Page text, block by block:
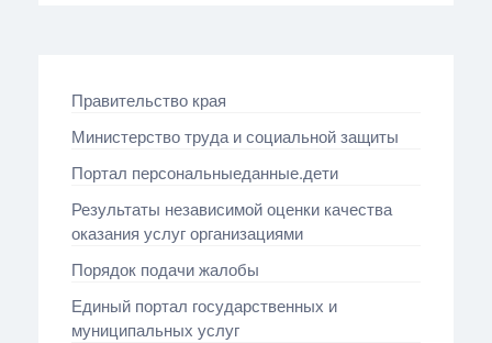
Правительство края
Министерство труда и социальной защиты
Портал персональныеданные.дети
Результаты независимой оценки качества
оказания услуг организациями
Порядок подачи жалобы
Единый портал государственных и
муниципальных услуг